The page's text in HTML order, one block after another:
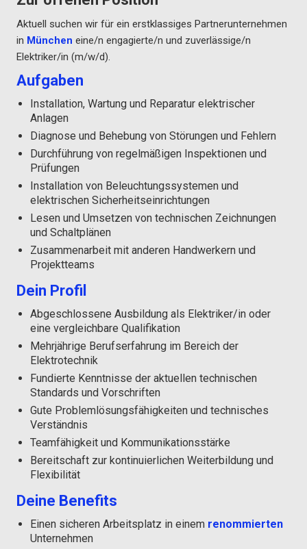
Aktuell suchen wir für ein erstklassiges Partnerunternehmen
in München eine/n engagierte/n und zuverlässige/n
Elektriker/in (m/w/d).
Aufgaben
Installation, Wartung und Reparatur elektrischer
Anlagen
Diagnose und Behebung von Störungen und Fehlern
Durchführung von regelmäßigen Inspektionen und
Prüfungen
Installation von Beleuchtungssystemen und
elektrischen Sicherheitseinrichtungen
Lesen und Umsetzen von technischen Zeichnungen
und Schaltplänen
Zusammenarbeit mit anderen Handwerkern und
Projektteams
Dein Profil
Abgeschlossene Ausbildung als Elektriker/in oder
eine vergleichbare Qualifikation
Mehrjährige Berufserfahrung im Bereich der
Elektrotechnik
Fundierte Kenntnisse der aktuellen technischen
Standards und Vorschriften
Gute Problemlösungsfähigkeiten und technisches
Verständnis
Teamfähigkeit und Kommunikationsstärke
Bereitschaft zur kontinuierlichen Weiterbildung und
Flexibilität
Deine Benefits
Einen sicheren Arbeitsplatz in einem renommierten
Unternehmen